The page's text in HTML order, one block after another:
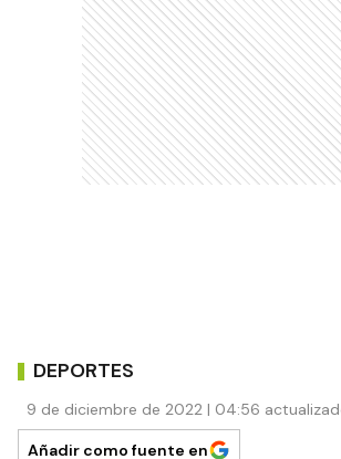
DEPORTES
9 de diciembre de 2022 | 04:56
Añadir como fuente en